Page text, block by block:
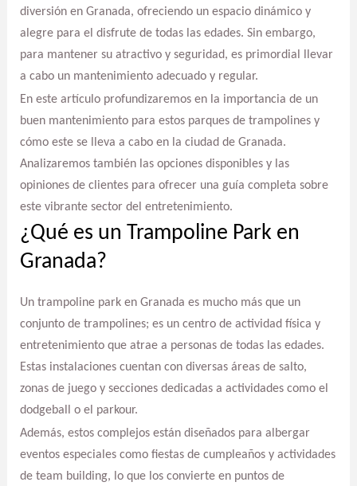
diversión en Granada, ofreciendo un espacio dinámico y
alegre para el disfrute de todas las edades. Sin embargo,
para mantener su atractivo y seguridad, es primordial llevar
a cabo un mantenimiento adecuado y regular.
En este artículo profundizaremos en la importancia de un
buen mantenimiento para estos parques de trampolines y
cómo este se lleva a cabo en la ciudad de Granada.
Analizaremos también las opciones disponibles y las
opiniones de clientes para ofrecer una guía completa sobre
este vibrante sector del entretenimiento.
¿Qué es un Trampoline Park en
Granada?
Un trampoline park en Granada es mucho más que un
conjunto de trampolines; es un centro de actividad física y
entretenimiento que atrae a personas de todas las edades.
Estas instalaciones cuentan con diversas áreas de salto,
zonas de juego y secciones dedicadas a actividades como el
dodgeball o el parkour.
Además, estos complejos están diseñados para albergar
eventos especiales como fiestas de cumpleaños y actividades
de team building, lo que los convierte en puntos de